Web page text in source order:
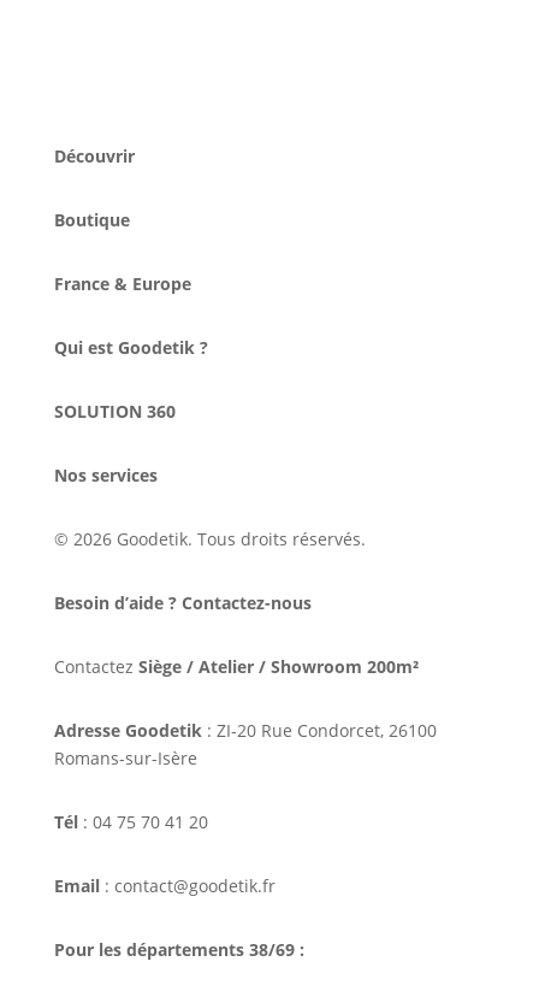
Découvrir
Boutique
France & Europe
Qui est Goodetik ?
SOLUTION 360
Nos services
© 2026 Goodetik. Tous droits réservés.
Besoin d’aide ? Contactez-nous
Contactez Siège / Atelier / Showroom 200m²
Adresse Goodetik: ZI-20 Rue Condorcet, 26100
Romans-sur-Isère
Tél: 04 75 70 41 20
Email: contact@goodetik.fr
Pour les départements 38/69 :